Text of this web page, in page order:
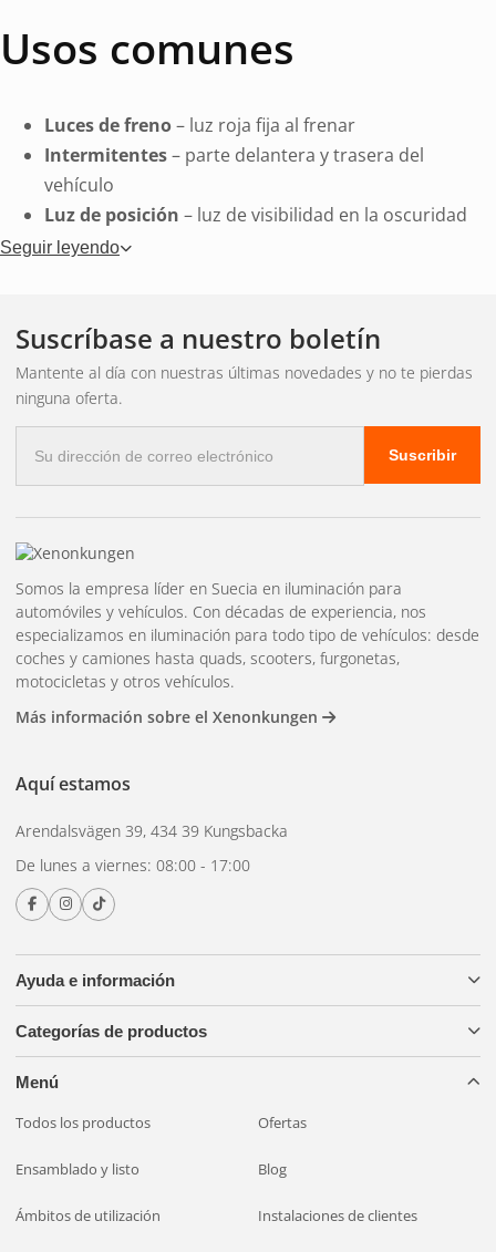
Usos comunes
Luces de freno– luz roja fija al frenar
Intermitentes– parte delantera y trasera del
vehículo
Luz de posición – luz de visibilidad en la oscuridad
Luz de marcha atrás
BA15 en halógeno o LED
Puedes elegir entre bombillas halógenas tradicionales y
bombillas LED modernas con la misma base BA15s. Las
bombillas LED ofrecen una vida útil más larga y un menor
consumo de energía.
Compra bombillas
BA15s en Xenonkungen.
Amplia gama de productos a buenos precios. Entrega
Seguir leyendo
Suscríbase a nuestro boletín
Mantente al día con nuestras últimas novedades y no te pierdas
ninguna oferta.
electrónico
Suscribir
Ayuda e información
Categorías de productos
Menú
Todos los productos Ofertas
Ensamblado y listo Blog
Ámbitos de utilización Instalaciones de clientes
Somos la empresa líder en Suecia en iluminación para
automóviles y vehículos. Con décadas de experiencia, nos
especializamos en iluminación para todo tipo de vehículos: desde
coches y camiones hasta quads, scooters, furgonetas,
motocicletas y otros vehículos.
Más información sobre el Xenonkungen
Aquí estamos
Arendalsvägen 39, 434 39 Kungsbacka
De lunes a viernes: 08:00 - 17:00